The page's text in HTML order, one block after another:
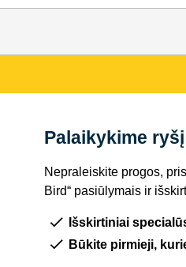
Palaikykime ryšį
Nepraleiskite progos,
Bird“ pasiūlymais ir
Išskirtiniai
Būkite pirmieji,